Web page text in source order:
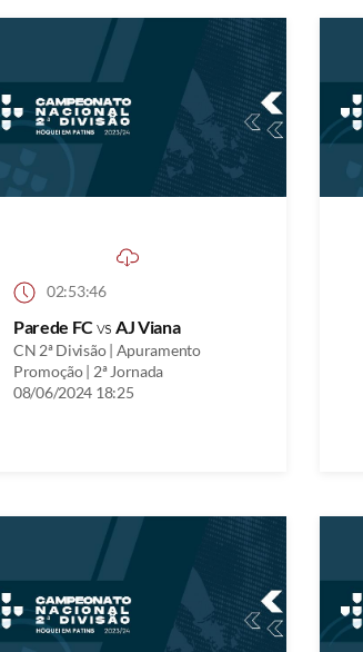
02:53:46
Parede FCvs AJ Viana
CN 2ª Divisão | Apuramento
Promoção | 2ª Jornada
08/06/2024 18:25